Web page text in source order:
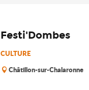
Festi'Dombes
CULTURE
Châtillon-sur-Chalaronne